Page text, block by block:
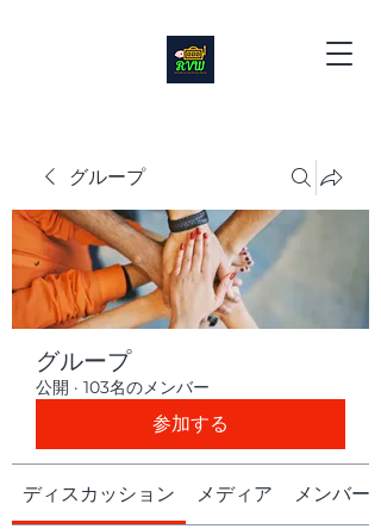
グループ
グループ
公開 · 103名のメンバー
参加する
ディスカッション メディア メンバー